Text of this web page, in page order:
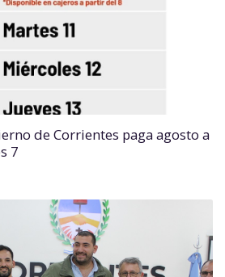
de Corrientes paga agosto a
7